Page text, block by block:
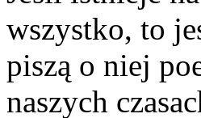
wszystko, to
piszą o niej
naszych